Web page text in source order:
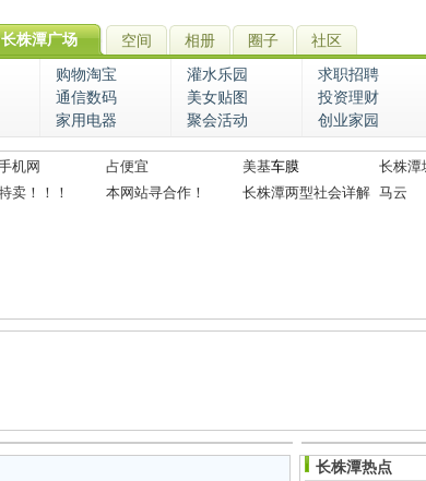
长株潭广场 空间 相册 圈子 社区
购物淘宝 灌水乐园 求职招聘
通信数码 美女贴图 投资理财
家用电器 聚会活动 创业家园
机网 占便宜 美基车膜
长株潭
卖！！！ 本网站寻合作！ 长株潭两型社会详解 马云
长株潭热点